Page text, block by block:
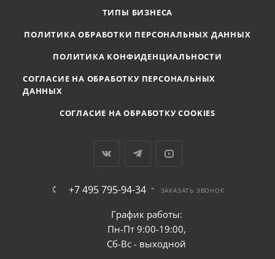
ТИПЫ БИЗНЕСА
ПОЛИТИКА ОБРАБОТКИ ПЕРСОНАЛЬНЫХ ДАННЫХ
ПОЛИТИКА КОНФИДЕНЦИАЛЬНОСТИ
СОГЛАСИЕ НА ОБРАБОТКУ ПЕРСОНАЛЬНЫХ
ДАННЫХ
СОГЛАСИЕ НА ОБРАБОТКУ COOKIES
+7 495 795-94-34 ЗАКАЗАТЬ ЗВОНОК
График работы:
Пн-Пт 9:00-19:00,
Сб-Вс - выходной